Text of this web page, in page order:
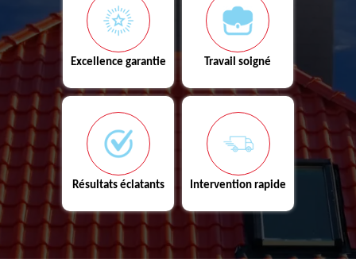
Excellence garantie Travail soigné
Résultats éclatants Intervention rapide